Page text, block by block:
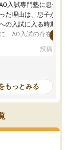
入試専門塾に息子を
った理由は、息子が高校
の入試に入る時期に差
に、AO入試の存在を息
たことから、AOIに入塾
、AO入試を改めて知
れに対しての具体的な
とでした。更に子供の
適正等についても詳し
き、メンターの方々も
てらっしゃいますので
投稿日：
もっとみる